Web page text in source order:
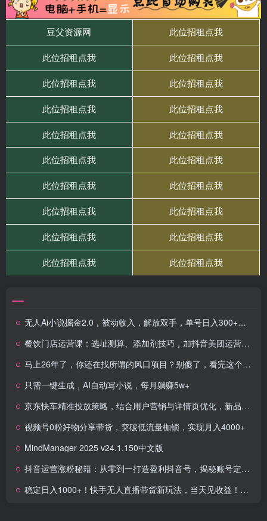
无人Ai小说掘金2.0，被动收入，解放双手，单号日入300+，可矩阵操作，…
餐饮门店运营课：选址测算、添加剂技巧，加抖音美团运营，高效盈利
马上26年了，你还在找所谓的风口项目？别傻了，看完这个你全都懂了！
只需一键生成，AI自动写小说，每月躺赚5w+
京东快车精准投放策略，结合用户营销与详情页优化，新品快速入池引爆流量
视频号0粉好物分享带货，突破低流量枷锁，实现月入4000+
MindManager 2025 v24.1.150中文版
抖音运营涨粉秘籍：从零到一打造盈利抖音号，揭秘账号定位与制作秘籍
稳定日入1000+！快手无人直播带货新玩法，当天见收益！小白轻松躺赚